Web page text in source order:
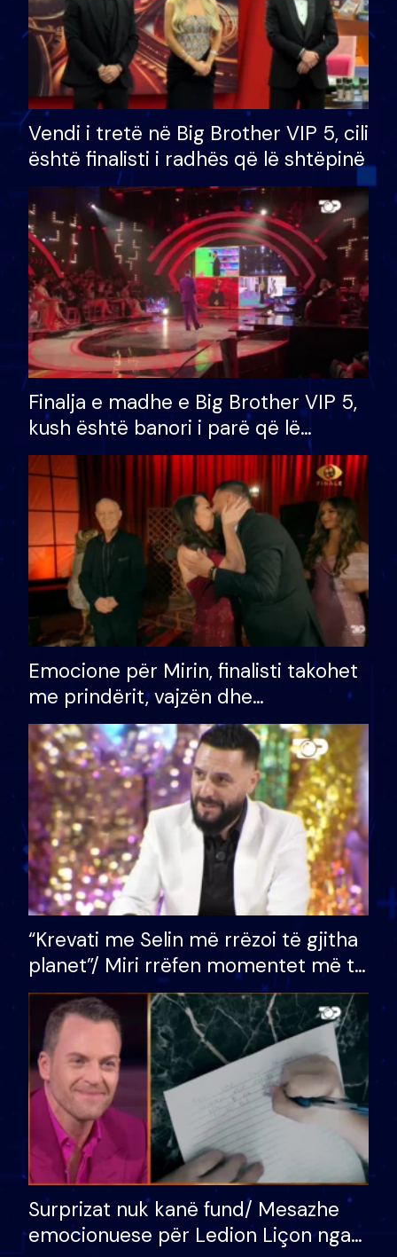
Vendi i tretë në Big Brother VIP 5, cili
është finalisti i radhës që lë shtëpinë
Finalja e madhe e Big Brother VIP 5,
kush është banori i parë që lë
shtëpinë dhe humb mundësinë për
të fituar çmimin e madh
Emocione për Mirin, finalisti takohet
me prindërit, vajzën dhe
bashkëshorten: S’kemi ndonjë letër
divorci apo jo?
“Krevati me Selin më rrëzoi të gjitha
planet”/ Miri rrëfen momentet më të
bukura në shtëpinë e BB VIP: Do më
mungojë zilja e mëngjesit kur…
Surprizat nuk kanë fund/ Mesazhe
emocionuese për Ledion Liçon nga